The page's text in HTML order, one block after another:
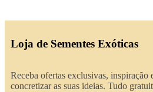
Loja de Sementes Exóticas
Receba ofertas exclusivas, inspiração
concretizar as suas ideias. Tudo